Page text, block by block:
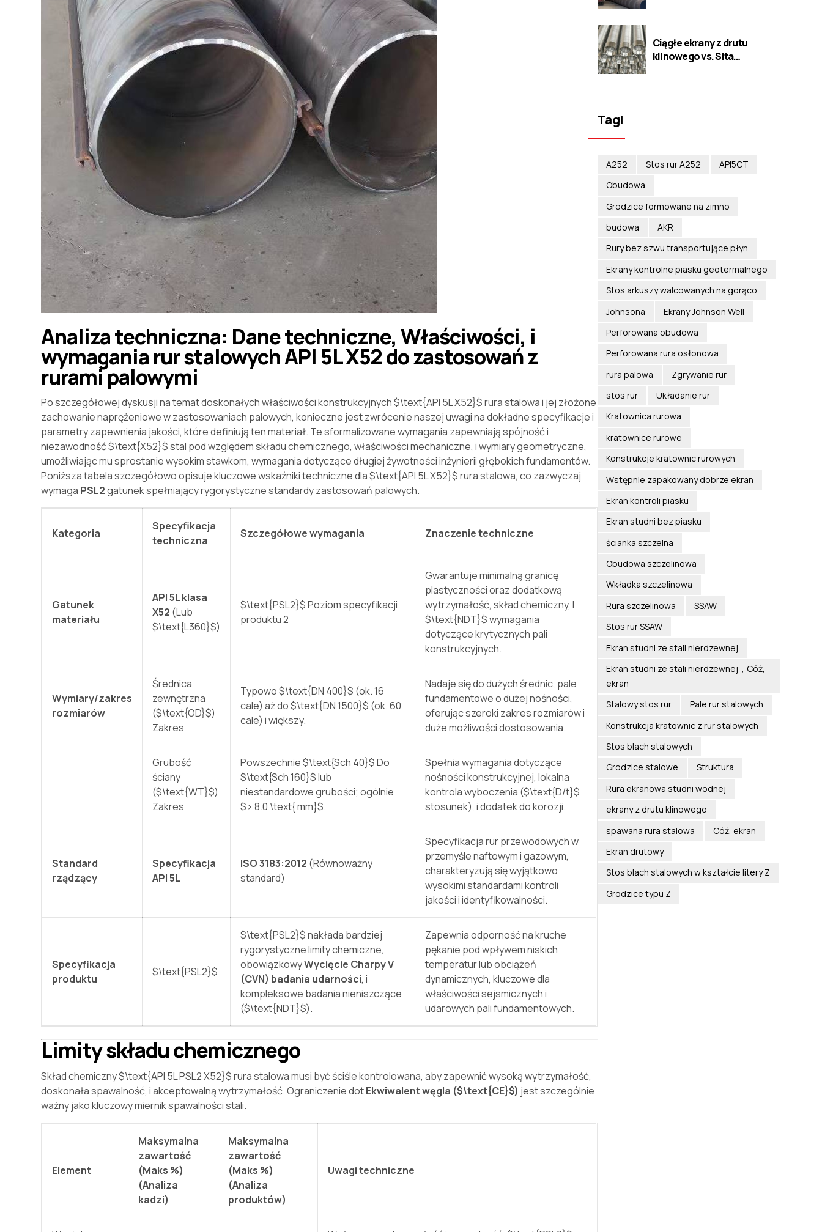
Analiza techniczna: Dane techniczne, Właściwości, i
wymagania rur stalowych API 5L X52 do zastosowań z
rurami palowymi
Po szczegółowej dyskusji na temat doskonałych właściwości konstrukcyjnych$\text{API 5L X52}$rura stalowa i jej złożone
zachowanie naprężeniowe w zastosowaniach palowych, konieczne jest zwrócenie naszej uwagi na dokładne specyfikacje i
parametry zapewnienia jakości, które definiują ten materiał. Te sformalizowane wymagania zapewniają spójność i
niezawodność$\text{X52}$stal pod względem składu chemicznego, właściwości mechaniczne, i wymiary geometryczne,
umożliwiając mu sprostanie wysokim stawkom, wymagania dotyczące długiej żywotności inżynierii głębokich fundamentów.
Poniższa tabela szczegółowo opisuje kluczowe wskaźniki techniczne dla$\text{API 5L X52}$rura stalowa, co zazwyczaj
wymaga PSL2gatunek spełniający rygorystyczne standardy zastosowań palowych.
Kategoria
Specyfikacja
techniczna
Szczegółowe wymagania Znaczenie techniczne
Gatunek
materiału
API 5L klasa
X52 (Lub
$\text{L360}$)
$\text{PSL2}$Poziom specyfikacji
produktu 2
Gwarantuje minimalną granicę
plastyczności oraz dodatkową
wytrzymałość, skład chemiczny, I
$\text{NDT}$wymagania
dotyczące krytycznych pali
konstrukcyjnych.
Wymiary/zakres
rozmiarów
Średnica
zewnętrzna
($\text{OD}$)
Zakres
Typowo$\text{DN 400}$ (ok. 16
cale) aż do$\text{DN 1500}$ (ok. 60
cale) i większy.
Nadaje się do dużych średnic, pale
fundamentowe o dużej nośności,
oferując szeroki zakres rozmiarów i
duże możliwości dostosowania.
Grubość
ściany
($\text{WT}$)
Zakres
Powszechnie$\text{Sch 40}$Do
$\text{Sch 160}$lub
niestandardowe grubości; ogólnie
$> 8.0 \text{ mm}$.
Spełnia wymagania dotyczące
nośności konstrukcyjnej, lokalna
kontrola wyboczenia ($\text{D/t}$
stosunek), i dodatek do korozji.
Standard
rządzący
Specyfikacja
API 5L
ISO 3183:2012 (Równoważny
standard)
Specyfikacja rur przewodowych w
przemyśle naftowym i gazowym,
charakteryzują się wyjątkowo
wysokimi standardami kontroli
jakości i identyfikowalności.
Specyfikacja
produktu
$\text{PSL2}$
$\text{PSL2}$nakłada bardziej
rygorystyczne limity chemiczne,
obowiązkowyWycięcie Charpy V
(CVN) badania udarności, i
kompleksowe badania nieniszczące
($\text{NDT}$).
Zapewnia odporność na kruche
pękanie pod wpływem niskich
temperatur lub obciążeń
dynamicznych, kluczowe dla
właściwości sejsmicznych i
udarowych pali fundamentowych.
Limity składu chemicznego
Skład chemiczny$\text{API 5L PSL2 X52}$rura stalowa musi być ściśle kontrolowana, aby zapewnić wysoką wytrzymałość,
doskonała spawalność, i akceptowalną wytrzymałość. Ograniczenie dotEkwiwalent węgla ($\text{CE}$) jest szczególnie
ważny jako kluczowy miernik spawalności stali.
Element
Maksymalna
zawartość
(Maks %)
(Analiza
kadzi)
Maksymalna
zawartość
(Maks %)
(Analiza
produktów)
Uwagi techniczne
Ciągłe ekrany z drutu
klinowego vs. Sita
Tagi
A252 Stos rur A252
API5CT
Obudowa
Grodzice formowane na zimno
budowa
AKR
Rury bez szwu transportujące płyn
Ekrany kontrolne piasku geotermalnego
Stos arkuszy walcowanych na gorąco
Johnsona
Ekrany Johnson Well
Perforowana obudowa
Perforowana rura osłonowa
rura palowa
Zgrywanie rur
stos rur
Układanie rur
Kratownica rurowa
kratownice rurowe
Konstrukcje kratownic rurowych
Wstępnie zapakowany dobrze ekran
Ekran kontroli piasku
Ekran studni bez piasku
ścianka szczelna
Obudowa szczelinowa
Wkładka szczelinowa
Rura szczelinowa
SSAW
Stos rur SSAW
Ekran studni ze stali nierdzewnej
Ekran studni ze stali nierdzewnej，Cóż,
ekran
Stalowy stos rur
Pale rur stalowych
Konstrukcja kratownic z rur stalowych
Stos blach stalowych
Grodzice stalowe
Struktura
Rura ekranowa studni wodnej
ekrany z drutu klinowego
spawana rura stalowa
Cóż, ekran
Ekran drutowy
Stos blach stalowych w kształcie litery Z
Grodzice typu Z